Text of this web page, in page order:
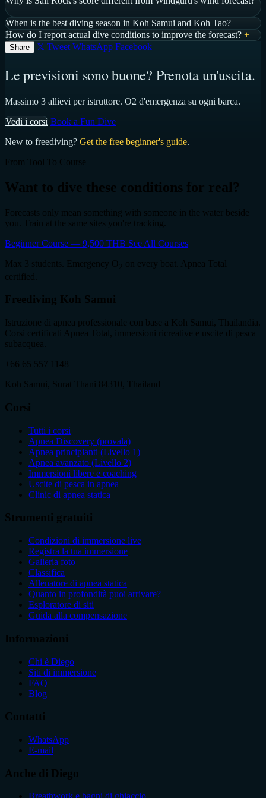
+
When is the best diving season in Koh Samui and Koh Tao? +
How do I report actual dive conditions to improve the forecast? +
Share 𝕏 Tweet WhatsApp Facebook
Le previsioni sono buone? Prenota un'uscita.
Massimo 3 allievi per istruttore. O2 d'emergenza su ogni barca.
Vedi i corsi Book a Fun Dive
New to freediving? Get the free beginner's guide.
From Tool To Course
Want to dive these conditions for real?
Forecasts only mean something with someone in the water beside
you. Train at the same sites you're tracking.
Beginner Course — 9,500 THB See All Courses
Max 3 students. Emergency O
on every boat. Apnea Total
certified.
Freediving Koh Samui
Istruzione di apnea professionale con base a Koh Samui, Thailandia.
Corsi certificati Apnea Total, immersioni ricreative e uscite di pesca
subacquea.
+66 65 557 1148
Koh Samui, Surat Thani 84310, Thailand
Corsi
Tutti i corsi
Apnea Discovery (provala)
Apnea principianti (Livello 1)
Apnea avanzato (Livello 2)
Immersioni libere e coaching
Uscite di pesca in apnea
Clinic di apnea statica
Strumenti gratuiti
Condizioni di immersione live
Registra la tua immersione
Galleria foto
Classifica
Allenatore di apnea statica
Quanto in profondità puoi arrivare?
Esploratore di siti
Guida alla compensazione
Informazioni
Chi è Diego
Siti di immersione
FAQ
Blog
Contatti
WhatsApp
E-mail
Anche di Diego